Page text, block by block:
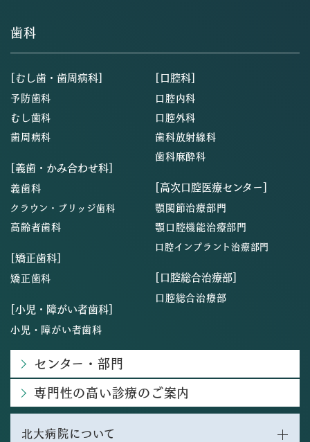
歯科
[むし歯・歯周病科]
予防歯科
むし歯科
歯周病科
[義歯・かみ合わせ科]
義歯科
クラウン・ブリッジ歯科
高齢者歯科
[矯正歯科]
矯正歯科
[小児・障がい者歯科]
小児・障がい者歯科
[口腔科]
口腔内科
口腔外科
歯科放射線科
歯科麻酔科
[高次口腔医療センター]
顎関節治療部門
顎口腔機能治療部門
口腔インプラント治療部門
[口腔総合治療部]
口腔総合治療部
センター・部門
専門性の高い診療のご案内
北大病院について